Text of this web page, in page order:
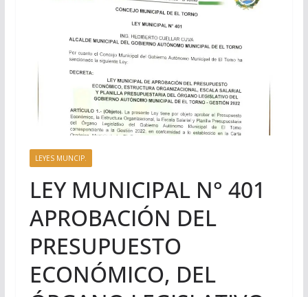
LEYES MUNCIP.
LEY MUNICIPAL N° 401
APROBACIÓN DEL
PRESUPUESTO
ECONÓMICO, DEL